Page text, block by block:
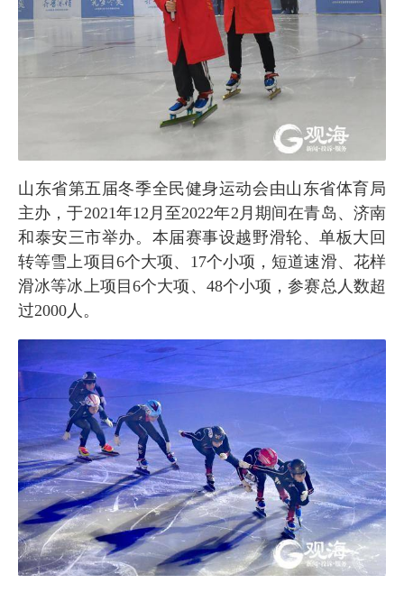
山东省第五届冬季全民健身运动会由山东省体育局
主办，于2021年12月至2022年2月期间在青岛、济南
和泰安三市举办。本届赛事设越野滑轮、单板大回
转等雪上项目6个大项、17个小项，短道速滑、花样
滑冰等冰上项目6个大项、48个小项，参赛总人数超
过2000人。